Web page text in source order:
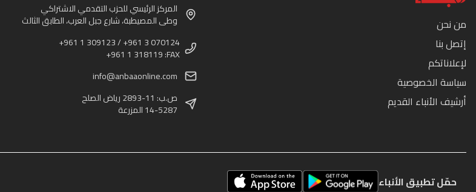
من نحن
إتصل بنا
لإعلاناتكم
سياسة الخصوصية
أرشيف الأنباء القديم
المركز الرئيسي للحزب التقدمي الاشتراكي
وطى المصيطبة، شارع جبل العرب، الطابق الثالث
+961 1 309123 / +961 3 070124
+961 1 318119 :FAX
info@anbaaonline.com
ص.ب: 11-2893 رياض الصلح
14-5287 المزرعة
حمّل تطبيق الأنباء